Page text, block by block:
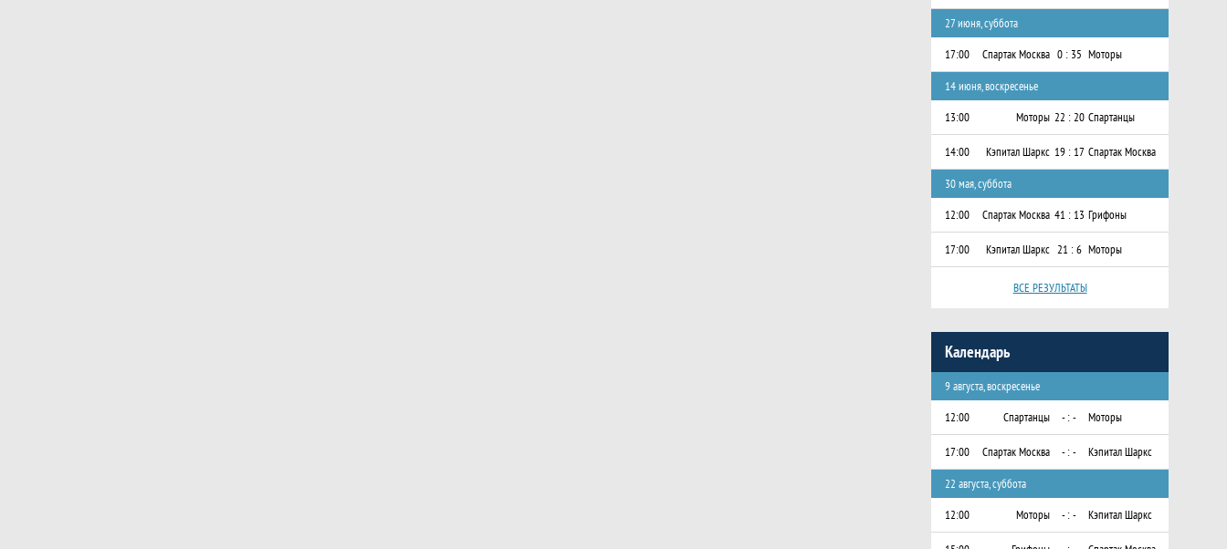
27 июня, суббота
17:00
Спартак Москва 0 : 35 Моторы
14 июня, воскресенье
13:00
Моторы 22 : 20 Спартанцы
14:00 Кэпитал Шаркс 19 : 17 Спартак Москва
30 мая, суббота
12:00
Спартак Москва 41 : 13 Грифоны
17:00 Кэпитал Шаркс 21 : 6 Моторы
ВСЕ РЕЗУЛЬТАТЫ
Календарь
9 августа, воскресенье
12:00
Спартанцы - : - Моторы
17:00 Спартак Москва - : - Кэпитал Шаркс
22 августа, суббота
12:00
Моторы - : - Кэпитал Шаркс